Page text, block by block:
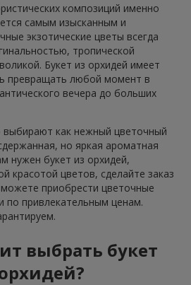
композиций именно
самым изысканным и
экзотические цветы всегда
тропической
Букет из орхидей имеет
превращать любой момент в
вечера до больших
выбирают как нежный цветочный
но яркая ароматная
нужен букет из орхидей,
красотой цветов, сделайте заказ
приобрести цветочные
по привлекательным ценам.
выбрать букет